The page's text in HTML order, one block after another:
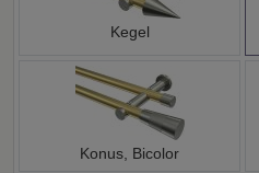
Kegel
Konus, Bicolor